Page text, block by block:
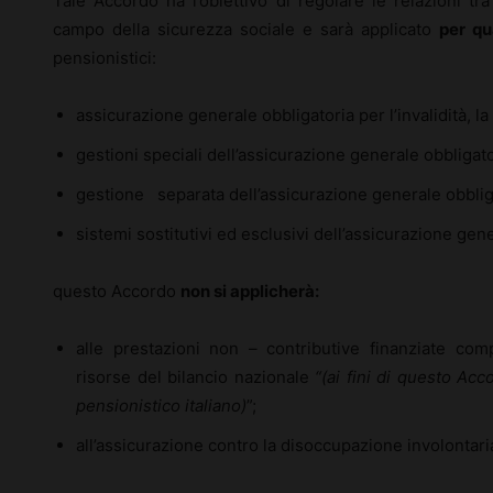
campo della sicurezza sociale e sarà applicato per
pensionistici:
assicurazione generale obbligatoria per l’invalidità,
gestioni speciali dell’assicurazione generale
gestione separata dell’assicurazione generale
sistemi sostitutivi ed esclusivi dell’assicurazione
questo Accordo non si applicherà:
alle prestazioni non – contributive finanziate
risorse del bilancio nazionale “(ai fini di questo
pensionistico italiano)”;
all’assicurazione contro la disoccupazione